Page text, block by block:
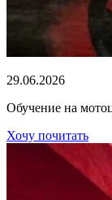
29.06.2026
Обучение на
Хочу почитать